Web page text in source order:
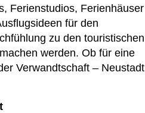
Ferienstudios, Ferienhäuser
für den
zu den touristischen
werden. Ob für eine
Verwandtschaft – Neustadt